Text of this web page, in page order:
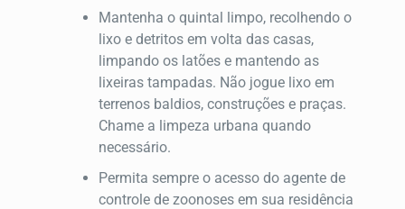
Mantenha o quintal limpo, recolhendo o
lixo e detritos em volta das casas,
limpando os latões e mantendo as
lixeiras tampadas. Não jogue lixo em
terrenos baldios, construções e praças.
Chame a limpeza urbana quando
necessário.
Permita sempre o acesso do agente de
controle de zoonoses em sua residência